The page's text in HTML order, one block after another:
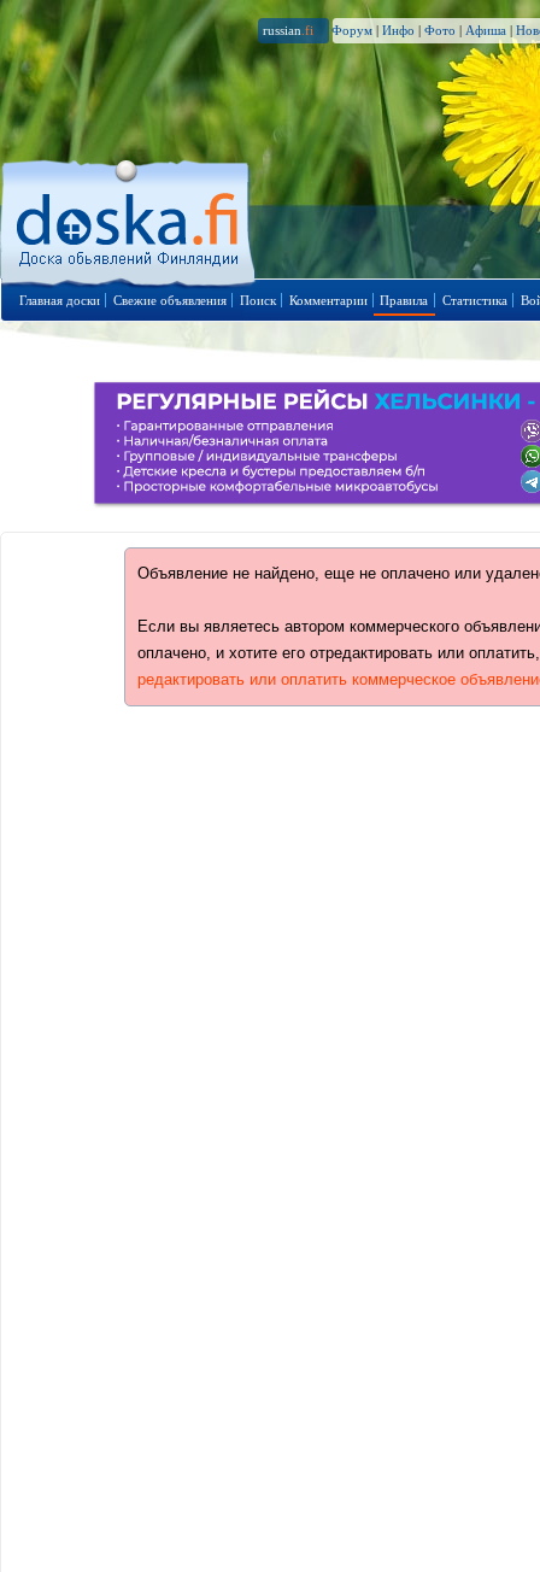
russian .fi Форум | Инфо | Фото | Афиша |
Главная доски Свежие объявления Поиск Комментарии Правила Статистика
Объявление не найдено, еще не оплачено или
Если вы являетесь автором коммерческого
оплачено, и хотите его отредактировать или
редактировать или оплатить коммерческое